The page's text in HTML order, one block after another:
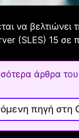
να βελτιώνει
(SLES) 15 σε
άρθρα